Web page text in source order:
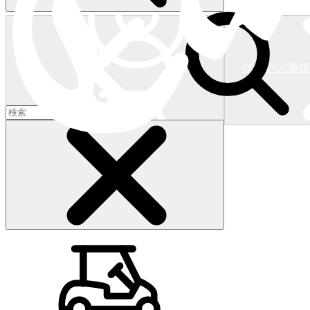
ログイン/新
ショッピングカート 0)